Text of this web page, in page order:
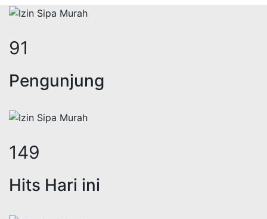
115
Pengunjung
190
Hits Hari ini